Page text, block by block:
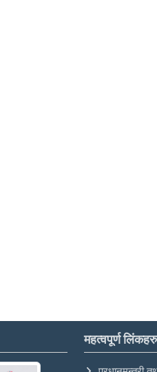
महत्वपूर्ण लिंकहरु